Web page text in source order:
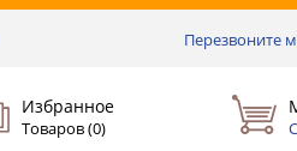
Перезвоните
Избранное
Товаров (0)